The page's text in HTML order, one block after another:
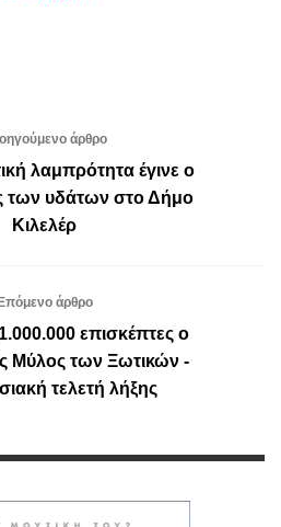
άρθρο
λαμπρότητα έγινε ο
των υδάτων στο Δήμο
Κιλελέρ
Επόμενο άρθρο
επισκέπτες ο
Μύλος των Ξωτικών -
τελετή λήξης